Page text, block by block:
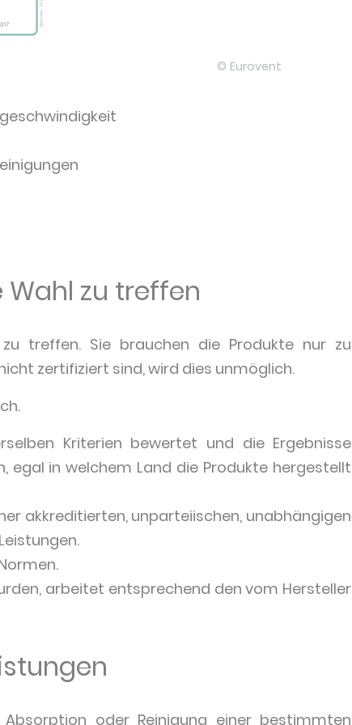
© Eurovent
zu treffen
treffen. Sie brauchen die Produkte nur zu
zertifiziert sind, wird dies unmöglich.
Kriterien bewertet und die Ergebnisse
egal in welchem Land die Produkte hergestellt
akkreditierten, unparteiischen, unabhängigen
arbeitet entsprechend den vom Hersteller
oder Reinigung einer bestimmten